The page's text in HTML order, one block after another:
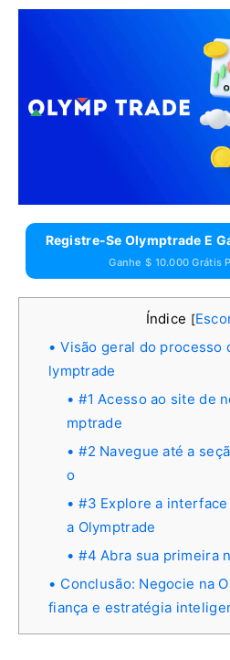
Registre-Se Olymptrade E
Ganhe $ 10.000 Grátis
Índice [
Visão geral do processo
lymptrade
#1 Acesso ao site de
mptrade
#2 Navegue até a
o
#3 Explore a
a Olymptrade
#4 Abra sua primeira
Conclusão: Negocie na
fiança e estratégia